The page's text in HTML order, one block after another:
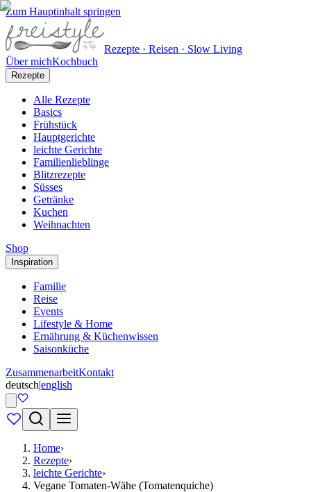
Zum Hauptinhalt springen
Rezepte · Reisen · Slow Living
Über michKochbuch
Rezepte
Alle Rezepte
Basics
Frühstück
Hauptgerichte
leichte Gerichte
Familienlieblinge
Blitzrezepte
Süsses
Getränke
Kuchen
Weihnachten
Shop
Inspiration
Familie
Reise
Events
Lifestyle & Home
Ernährung & Küchenwissen
Saisonküche
ZusammenarbeitKontakt
deutsch|english
Home›
Rezepte›
leichte Gerichte›
Vegane Tomaten-Wähe (Tomatenquiche)